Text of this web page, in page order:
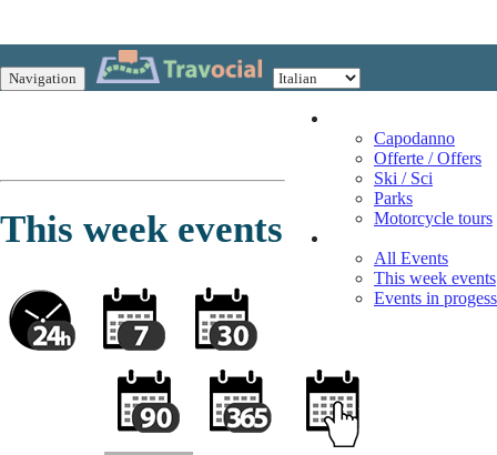
Navigation
Capodanno
Offerte / Offers
Ski / Sci
Parks
Motorcycle tours
All Events
This week events
Events in progess
This week events